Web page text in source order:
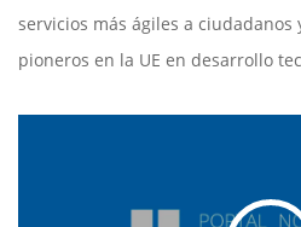
servicios más ágiles a ciudadanos
pioneros en la UE en desarrollo